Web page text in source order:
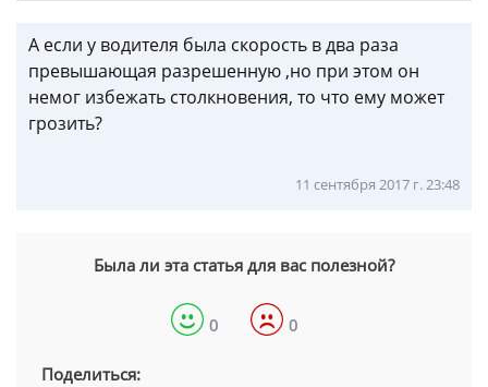
А если у водителя была скорость в два раза
превышающая разрешенную ,но при этом он
немог избежать столкновения, то что ему может
грозить?
11 сентября 2017 г. 23:48
Была ли эта статья для вас полезной?
0 0
Поделиться: